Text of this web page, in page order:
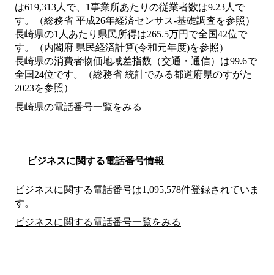
は619,313人で、1事業所あたりの従業者数は9.23人で
す。（総務省 平成26年経済センサス‐基礎調査を参照）
長崎県の1人あたり県民所得は265.5万円で全国42位で
す。（内閣府 県民経済計算(令和元年度)を参照）
長崎県の消費者物価地域差指数（交通・通信）は99.6で
全国24位です。（総務省 統計でみる都道府県のすがた
2023を参照）
長崎県の電話番号一覧をみる
ビジネスに関する電話番号情報
ビジネスに関する電話番号は1,095,578件登録されていま
す。
ビジネスに関する電話番号一覧をみる